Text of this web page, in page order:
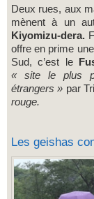
Deux rues, aux
mènent à un
Kiyomizu-dera.
offre en prime
Sud, c’est le
« site le plus
étrangers » par
rouge.
Les geishas